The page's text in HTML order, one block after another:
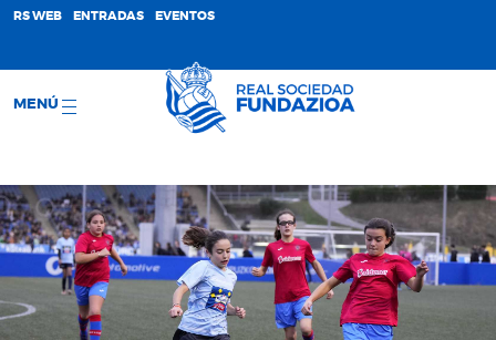
RS WEB ENTRADAS EVENTOS
MENÚ